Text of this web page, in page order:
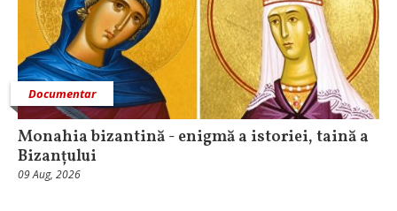
Documentar
Monahia bizantină - enigmă a istoriei, taină a
Bizanțului
09 Aug, 2026